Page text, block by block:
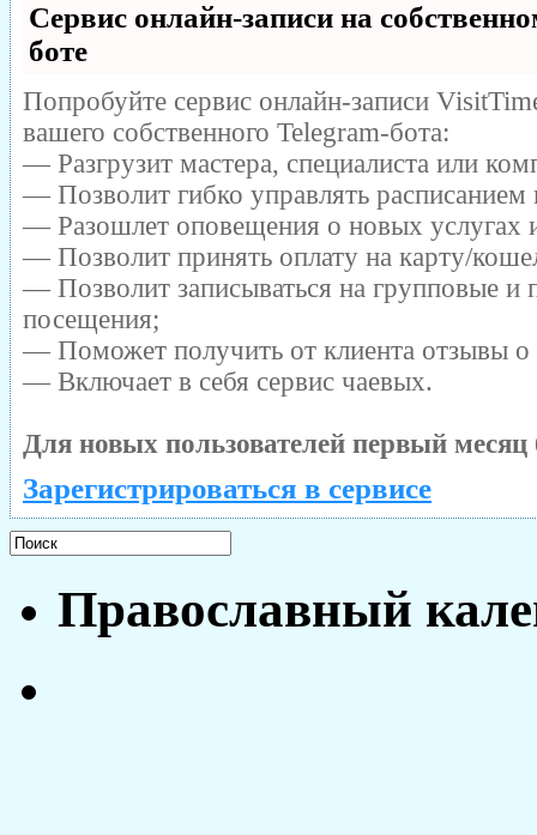
Сервис онлайн-записи на
боте
Попробуйте сервис онлайн-записи
вашего собственного Telegram-бота:
— Разгрузит мастера, специалиста или
— Позволит гибко управлять расписанием
— Разошлет оповещения о новых услугах
— Позволит принять оплату на карту/
— Позволит записываться на групповые и
посещения;
— Поможет получить от клиента отзывы о
— Включает в себя сервис чаевых.
Для новых пользователей первый месяц
Зарегистрироваться в сервисе
Православный